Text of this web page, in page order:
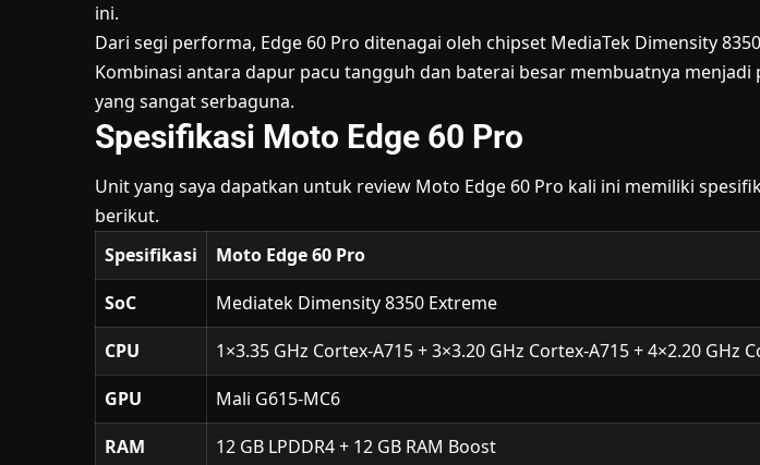
ini.
Dari segi performa, Edge 60 Pro ditenagai oleh chipset MediaTek Dimensity
Kombinasi antara dapur pacu tangguh dan baterai besar membuatnya menjadi
yang sangat serbaguna.
Spesifikasi Moto Edge 60 Pro
Unit yang saya dapatkan untuk review Moto Edge 60 Pro kali ini memiliki
berikut.
Spesifikasi
Moto Edge 60 Pro
SoC
Mediatek Dimensity 8350 Extreme
CPU
1×3.35 GHz Cortex-A715 + 3×3.20 GHz Cortex-A715 + 4×2.20 GHz
GPU
Mali G615-MC6
RAM
12 GB LPDDR4 + 12 GB RAM Boost